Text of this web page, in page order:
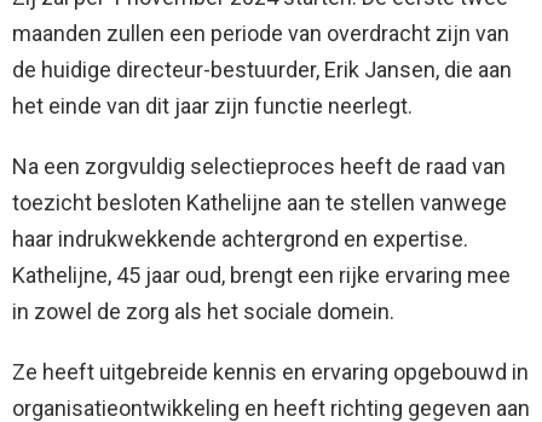
maanden zullen een periode van overdracht zijn van
de huidige directeur-bestuurder, Erik Jansen, die aan
het einde van dit jaar zijn functie neerlegt.
Na een zorgvuldig selectieproces heeft de raad van
toezicht besloten Kathelijne aan te stellen vanwege
haar indrukwekkende achtergrond en expertise.
Kathelijne, 45 jaar oud, brengt een rijke ervaring mee
in zowel de zorg als het sociale domein.
Ze heeft uitgebreide kennis en ervaring opgebouwd in
organisatieontwikkeling en heeft richting gegeven aan